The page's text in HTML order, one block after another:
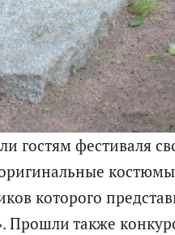
гостям фестиваля
которого
Прошли также